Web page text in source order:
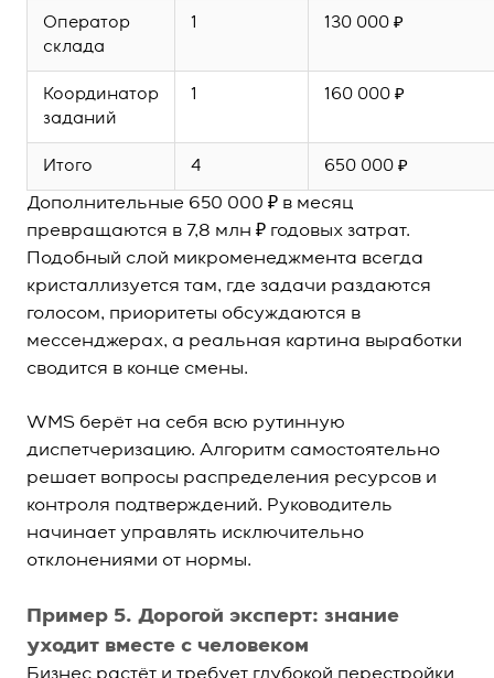
Оператор
склада
1 130 000 ₽
Координатор
заданий
1 160 000 ₽
Итого 4 650 000 ₽
Дополнительные 650 000 ₽ в месяц
превращаются в 7,8 млн ₽ годовых затрат.
Подобный слой микроменеджмента всегда
кристаллизуется там, где задачи раздаются
голосом, приоритеты обсуждаются в
мессенджерах, а реальная картина выработки
сводится в конце смены.
WMS берёт на себя всю рутинную
диспетчеризацию. Алгоритм самостоятельно
решает вопросы распределения ресурсов и
контроля подтверждений. Руководитель
начинает управлять исключительно
отклонениями от нормы.
Пример 5. Дорогой эксперт: знание
уходит вместе с человеком